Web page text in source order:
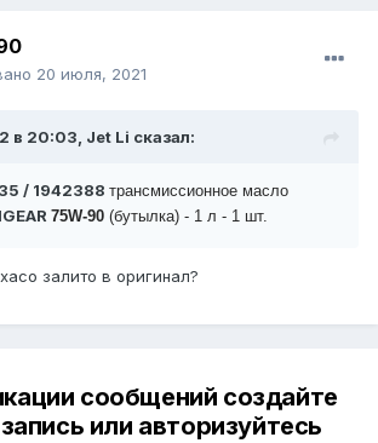
20 июля, 2021
в 20:03, Jet Li сказал:
/ 1942388 трансмиссионное масло
75W-90 (бутылка) - 1 л - 1 шт.
залито в оригинал?
сообщений создайте
или авторизуйтесь